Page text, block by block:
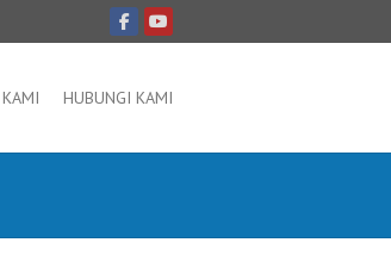
HUBUNGI KAMI